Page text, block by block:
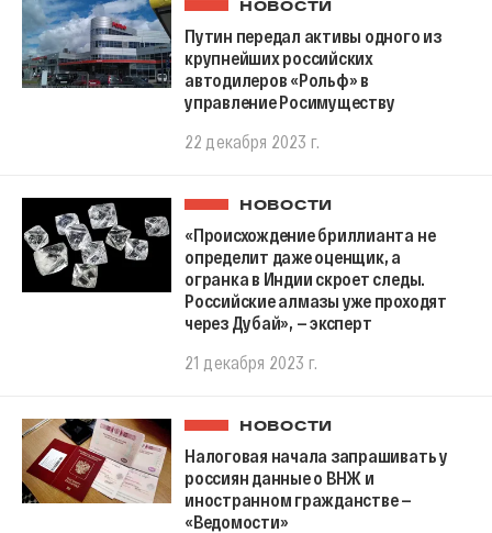
НОВОСТИ
Путин передал активы одного из
крупнейших российских
автодилеров «Рольф» в
управление Росимуществу
22 декабря 2023 г.
НОВОСТИ
«Происхождение бриллианта не
определит даже оценщик, а
огранка в Индии скроет следы.
Российские алмазы уже проходят
через Дубай», — эксперт
21 декабря 2023 г.
НОВОСТИ
Налоговая начала запрашивать у
россиян данные о ВНЖ и
иностранном гражданстве —
«Ведомости»